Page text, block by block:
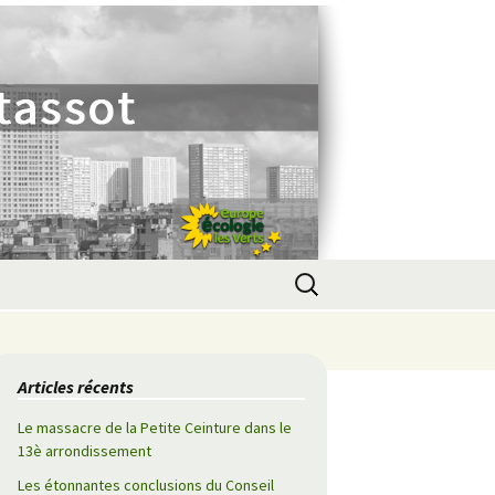
Rechercher :
Articles récents
Le massacre de la Petite Ceinture dans le
13è arrondissement
Les étonnantes conclusions du Conseil